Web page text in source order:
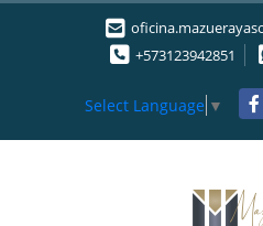
+573123942851
Select Language ▼